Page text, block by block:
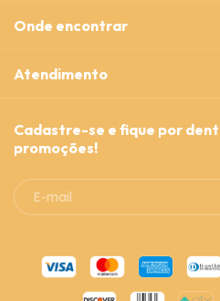
Onde encontrar
Atendimento
Cadastre-se e fique por
promoções!